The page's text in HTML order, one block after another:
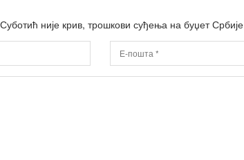
није крив, трошкови суђења на буџет Србије